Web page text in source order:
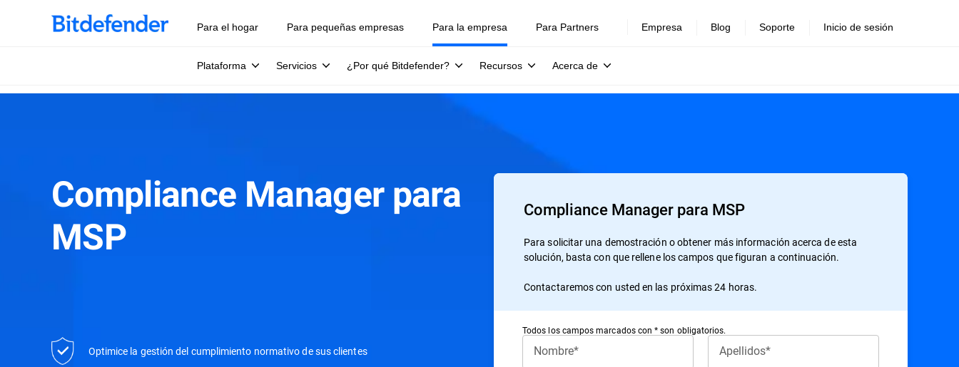
Para el hogar Para pequeñas empresas Para la empresa
Plataforma Servicios ¿Por qué Bitdefender? Recursos Acerca de
Para Partners Empresa Blog Soporte Inicio de sesión
Compliance Manager para
MSP
Optimice la gestión del cumplimiento normativo de sus clientes
Compliance Manager para MSP
Para solicitar una demostración o obtener más información acerca de esta
solución, basta con que rellene los campos que figuran a continuación.
Contactaremos con usted en las próximas 24 horas.
Todos los campos marcados con * son obligatorios.
Nombre* Apellidos*